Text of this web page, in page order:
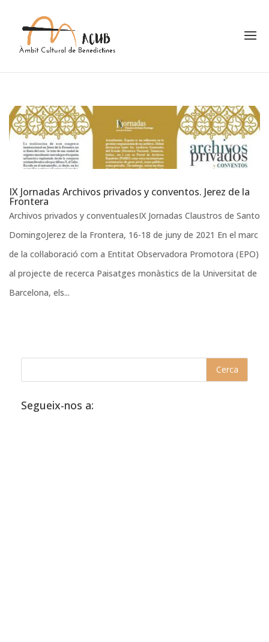
IX Jornadas Archivos privados y conventos. Jerez de la
Frontera
Archivos privados y conventualesIX Jornadas Claustros de Santo
DomingoJerez de la Frontera, 16-18 de juny de 2021 En el marc
de la col·laboració com a Entitat Observadora Promotora (EPO)
al projecte de recerca Paisatges monàstics de la Universitat de
Barcelona, els...
Segueix-nos a: